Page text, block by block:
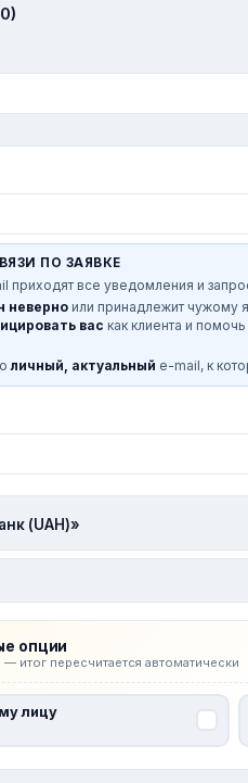
ПО ЗАЯВКЕ
приходят все уведомления и
неверно или принадлежит чужому
вас как клиента и
личный, актуальный e-mail, к
(UAH)»
опции
итог пересчитается автоматически
лицу